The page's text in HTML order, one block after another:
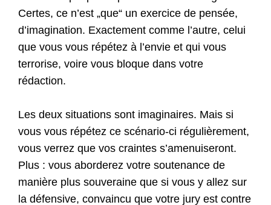
Certes, ce n’est „que“ un exercice de pensée,
d’imagination. Exactement comme l’autre, celui
que vous vous répétez à l’envie et qui vous
terrorise, voire vous bloque dans votre
rédaction.
Les deux situations sont imaginaires. Mais si
vous vous répétez ce scénario-ci régulièrement,
vous verrez que vos craintes s’amenuiseront.
Plus : vous aborderez votre soutenance de
manière plus souveraine que si vous y allez sur
la défensive, convaincu que votre jury est contre